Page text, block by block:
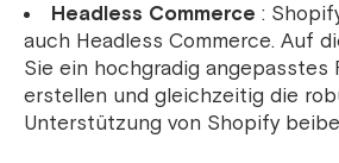
Headless Commerce :
auch Headless Commerce. Auf
Sie ein hochgradig angepasstes
erstellen und gleichzeitig die
Unterstützung von Shopify